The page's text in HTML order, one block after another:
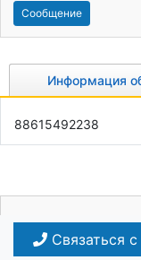
Сообщение
Информация
88615492238
Связаться
Ваша